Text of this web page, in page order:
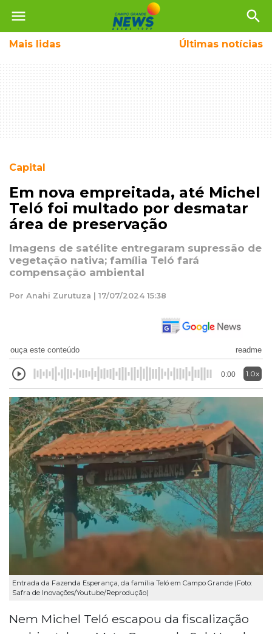
menu search
Mais lidas Últimas notícias
Capital
Em nova empreitada, até Michel
Teló foi multado por desmatar
área de preservação
Imagens de satélite entregaram supressão de
vegetação nativa; família Teló fará
compensação ambiental
Por Anahi Zurutuza | 17/07/2024 15:38
ouça este conteúdo readme
0:00 1.0x
Entrada da Fazenda Esperança, da família Teló em Campo Grande (Foto:
Safra de Inovações/Youtube/Reprodução)
Nem Michel Teló escapou da fiscalização